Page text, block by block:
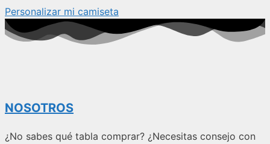
Personalizar mi camiseta
NOSOTROS
¿No sabes qué tabla comprar? ¿Necesitas consejo con